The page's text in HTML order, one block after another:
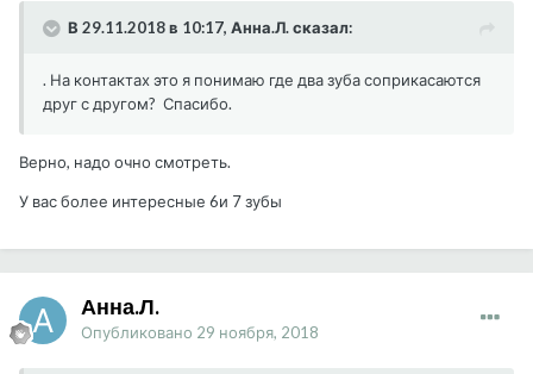
В 29.11.2018 в 10:17, Анна.Л. сказал:
. На контактах это я понимаю где два зуба соприкасаются
друг с другом? Спасибо.
Верно, надо очно смотреть.
У вас более интересные 6и 7 зубы
Анна.Л.
Опубликовано 29 ноября, 2018